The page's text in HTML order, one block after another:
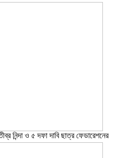
নিন্দা ও ৫ দফা দাবি ছাত্র ফেডারেশনের